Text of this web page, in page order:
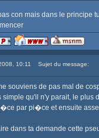
con mais dans le principe
10:11 Sujet du message:
souviens de pas mal de
simple qu'il n'y parait, le plus
par pi�ce et ensuite
dans ta demande cette